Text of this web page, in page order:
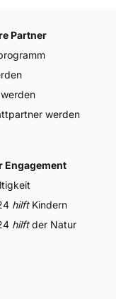
Partner
werden
Engagement
hilftKindern
hilftder Natur